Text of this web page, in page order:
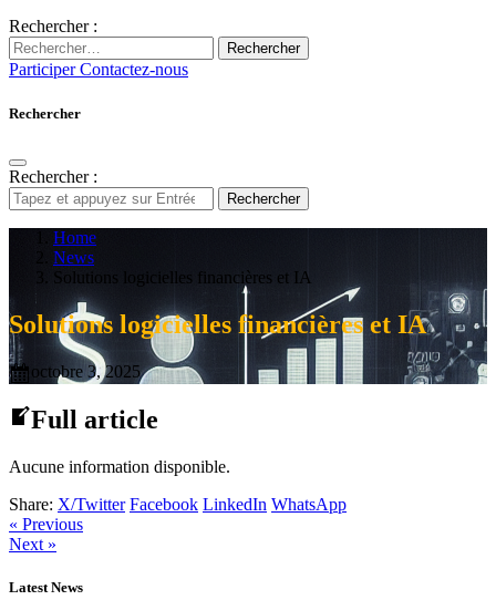
Rechercher :
Rechercher
ParticiperContactez-nous
Rechercher
Rechercher :
Rechercher
Home
News
Solutions logicielles financières et IA
Solutions logicielles financières et IA
octobre 3, 2025
Full article
Aucune information disponible.
Share: X/Twitter Facebook LinkedIn WhatsApp
« Previous
Next »
Latest News